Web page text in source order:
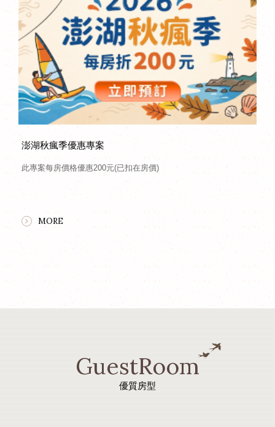
澎湖秋瘋季優惠專案
此專案每房價格優惠200元(已扣在房價)
MORE
GuestRoom
優質房型